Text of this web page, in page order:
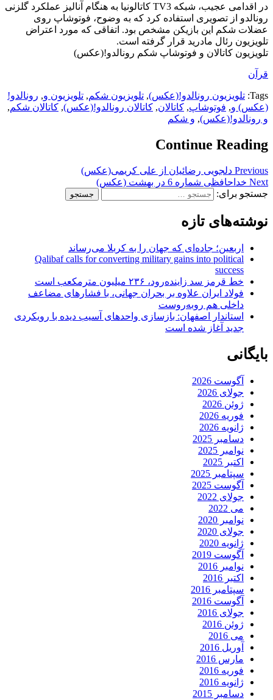
در اقدامی عجیب، شبکه TV3 کاتالونیا به هنگام آنالیز عملکرد گلزنی
رونالدو از تصویری استفاده کرد که به وضوح، فوتوشاپ روی
عضلات شکم این بازیکن مشخص بود. اتفاقی که مورد اعتراض
تلویزیون رئال مادرید قرار گرفته است.
تلویزیون کاتالان و فوتوشاپ شکم رونالدو!(عکس)
قرآن
Tags: تلویزیون رونالدو!(عکس), تلویزیون شکم, تلویزیون و, رونالدو!
(عکس) و, فوتوشاپ, کاتالان, کاتالان رونالدو!(عکس), کاتالان شکم,
و رونالدو!(عکس), و شکم
Continue Reading
Previous دلجویی رضائیان از علی کریمی(عکس)
Next خداحافظی شماره 6 در بهشت (عکس)
جستجو برای:
نوشته‌های تازه
اربعین؛ جاده‌ای که جهان را به کربلا می‌رساند
Qalibaf calls for converting military gains into political
success
خط قرمز سد زاینده‌رود، ۲۳۶ میلیون مترمکعب است
فولاد ایران علاوه بر بحران جهانی، با فشارهای مضاعف
داخلی هم روبه‌روست
استاندار اصفهان: بازسازی واحدهای آسیب دیده با رویکردی
جدید آغاز شده است
بایگانی
آگوست 2026
جولای 2026
ژوئن 2026
فوریه 2026
ژانویه 2026
دسامبر 2025
نوامبر 2025
اکتبر 2025
سپتامبر 2025
آگوست 2025
جولای 2022
می 2022
نوامبر 2020
جولای 2020
ژانویه 2020
آگوست 2019
نوامبر 2016
اکتبر 2016
سپتامبر 2016
آگوست 2016
جولای 2016
ژوئن 2016
می 2016
آوریل 2016
مارس 2016
فوریه 2016
ژانویه 2016
دسامبر 2015